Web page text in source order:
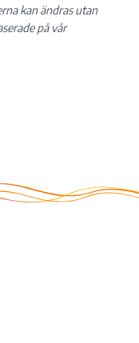
kan ändras utan
på vår